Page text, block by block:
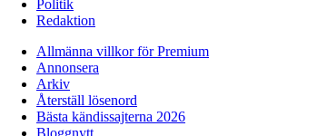
Politik
Redaktion
Allmänna villkor för Premium
Annonsera
Arkiv
Återställ lösenord
Bästa kändissajterna 2026
Bloggnytt